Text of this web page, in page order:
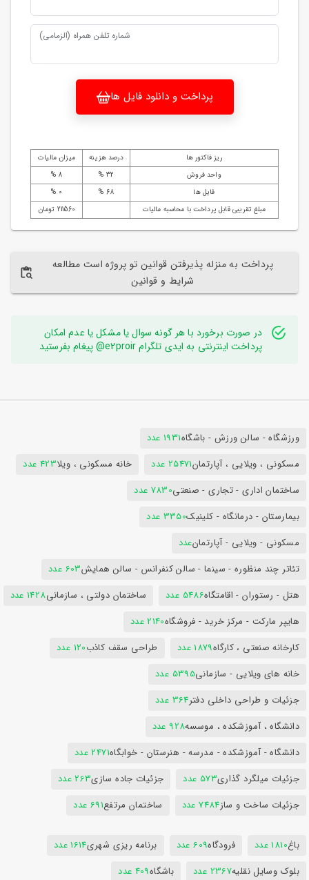
شماره تلفن همراه (الزمامی)
پرداخت و دانلود فایل ها
ریز فاکتور ها درصد هزینه
میزان مالیات
واحد فروش
32 %
8 %
فایل ها
68 %
0 %
مبلغ تقریبی قابل پرداخت با محاسبه مالیات
211560 تومان
پرداخت به منزله پذیرفتن قوانین تو پروژه است مطالعه
شرایط و قوانین
در صورت برخورد با هر گونه سوال یا مشکل یا عدم امکان
پرداخت اینترنتی به ایدی تلگرام e2proir@ پیغام بفرستید
ورزشگاه - سالن ورزش - باشگاه1931 عدد
مسکونی ، ویلایی ، آپارتمان25471 عدد خانه مسکونی ، ویلا423 عدد
ساختمان اداری - تجاری - صنعتی7830 عدد
بیمارستان - درمانگاه - کلینیک3350 عدد
مسکونی - ویلایی - آپارتمانعدد
تئاتر چند منظوره - سینما - سالن کنفرانس - سالن همایش603 عدد
هتل - رستوران - اقامتگاه5486 عدد ساختمان دولتی ، سازمانی1428 عدد
هایپر مارکت - مرکز خرید - فروشگاه2140 عدد
کارخانه صنعتی ، کارگاه1879 عدد طراحی سقف کاذب120 عدد
خانه های ویلایی - سازمانی5395 عدد
جزئیات و طراحی داخلی دفتر364 عدد
دانشگاه ، آموزشکده ، موسسه928 عدد
دانشگاه - آموزشکده - مدرسه - هنرستان - خوابگاه2471 عدد
جزئیات میلگرد گذاری573 عدد جزئیات جاده سازی263 عدد
جزئیات ساخت و ساز7484 عدد ساختمان مرتفع691 عدد
باغ1810 عدد فرودگاه609 عدد برنامه ریزی شهری1614 عدد
بلوک وسایل نقلیه2367 عدد باشگاه409 عدد